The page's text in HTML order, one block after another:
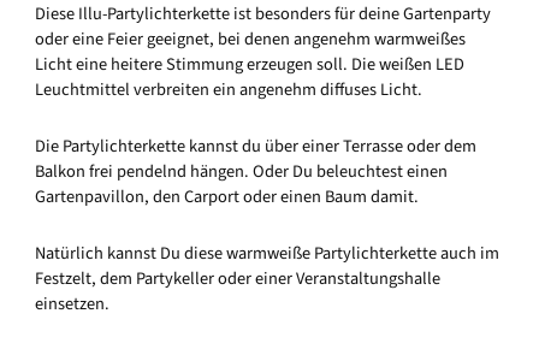
Diese Illu-Partylichterkette ist besonders für deine Gartenparty
oder eine Feier geeignet, bei denen angenehm warmweißes
Licht eine heitere Stimmung erzeugen soll. Die weißen LED
Leuchtmittel verbreiten ein angenehm diffuses Licht.
Die Partylichterkette kannst du über einer Terrasse oder dem
Balkon frei pendelnd hängen. Oder Du beleuchtest einen
Gartenpavillon, den Carport oder einen Baum damit.
Natürlich kannst Du diese warmweiße Partylichterkette auch im
Festzelt, dem Partykeller oder einer Veranstaltungshalle
einsetzen.